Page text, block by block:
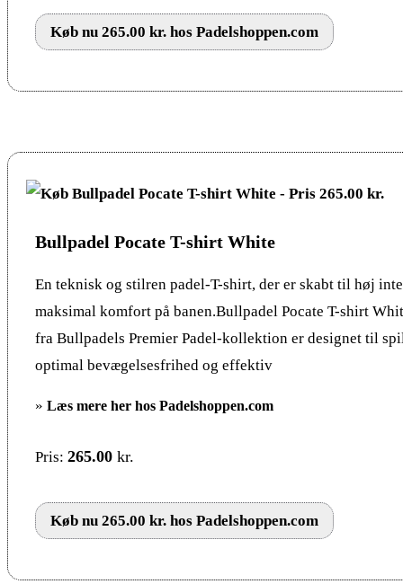
Køb nu 265.00 kr. hos Padelshoppen.com
Bullpadel Pocate T-shirt White
En teknisk og stilren padel-T-shirt, der er skabt til høj
maksimal komfort på banen.Bullpadel Pocate T-shirt
fra Bullpadels Premier Padel-kollektion er designet til
optimal bevægelsesfrihed og effektiv
» Læs mere her hos Padelshoppen.com
Pris: 265.00 kr.
Køb nu 265.00 kr. hos Padelshoppen.com